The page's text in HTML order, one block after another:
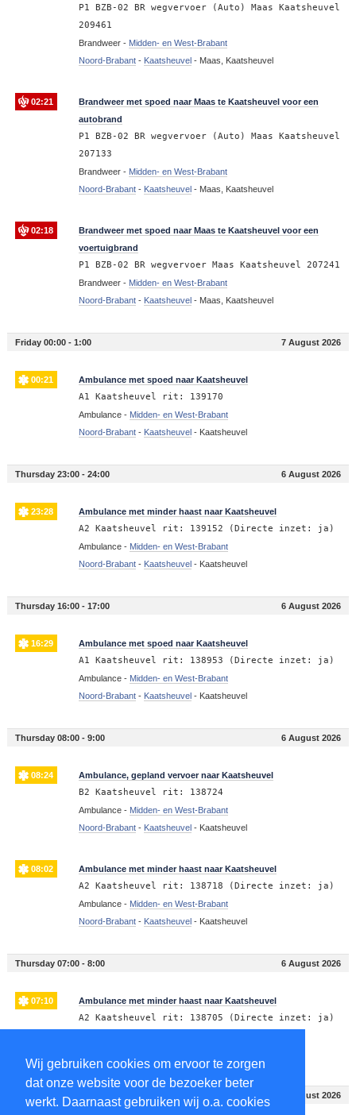
Wij gebruiken cookies om ervoor te zorgen
dat onze website voor de bezoeker beter
werkt. Daarnaast gebruiken wij o.a. cookies
P1 BZB-02 BR wegvervoer (Auto) Maas Kaatsheuvel
209461
Brandweer - Midden- en West-Brabant
Noord-Brabant- Kaatsheuvel - Maas, Kaatsheuvel
02:21
Brandweer met spoed naar Maas te Kaatsheuvel voor een
autobrand
P1 BZB-02 BR wegvervoer (Auto) Maas Kaatsheuvel
207133
Brandweer - Midden- en West-Brabant
Noord-Brabant- Kaatsheuvel - Maas, Kaatsheuvel
02:18
Brandweer met spoed naar Maas te Kaatsheuvel voor een
voertuigbrand
P1 BZB-02 BR wegvervoer Maas Kaatsheuvel 207241
Brandweer - Midden- en West-Brabant
Noord-Brabant- Kaatsheuvel - Maas, Kaatsheuvel
Friday 00:00 - 1:00 7 August 2026
00:21 Ambulance met spoed naar Kaatsheuvel
A1 Kaatsheuvel rit: 139170
Ambulance - Midden- en West-Brabant
Noord-Brabant- Kaatsheuvel - Kaatsheuvel
Thursday 23:00 - 24:00 6 August 2026
23:28 Ambulance met minder haast naar Kaatsheuvel
A2 Kaatsheuvel rit: 139152 (Directe inzet: ja)
Ambulance - Midden- en West-Brabant
Noord-Brabant- Kaatsheuvel - Kaatsheuvel
Thursday 16:00 - 17:00 6 August 2026
16:29 Ambulance met spoed naar Kaatsheuvel
A1 Kaatsheuvel rit: 138953 (Directe inzet: ja)
Ambulance - Midden- en West-Brabant
Noord-Brabant- Kaatsheuvel - Kaatsheuvel
Thursday 08:00 - 9:00 6 August 2026
08:24 Ambulance, gepland vervoer naar Kaatsheuvel
B2 Kaatsheuvel rit: 138724
Ambulance - Midden- en West-Brabant
Noord-Brabant- Kaatsheuvel - Kaatsheuvel
08:02 Ambulance met minder haast naar Kaatsheuvel
A2 Kaatsheuvel rit: 138718 (Directe inzet: ja)
Ambulance - Midden- en West-Brabant
Noord-Brabant- Kaatsheuvel - Kaatsheuvel
Thursday 07:00 - 8:00 6 August 2026
07:10 Ambulance met minder haast naar Kaatsheuvel
A2 Kaatsheuvel rit: 138705 (Directe inzet: ja)
Thursday 00:00 - 1:00 6 August 2026